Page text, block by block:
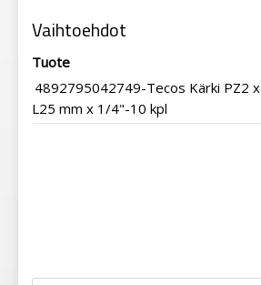
Vaihtoehdot
Tuote
4892795042749-Tecos Kärki PZ2 x
L25 mm x 1/4"-10 kpl